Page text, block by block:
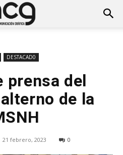
DESTACAD0
prensa del
de la
21 febrero, 2023 0